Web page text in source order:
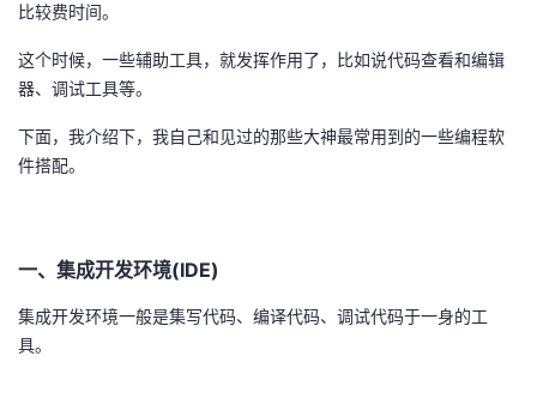
客
论
坛
的
圈
我
的
播
我
活
动
的
关
我
的
程
我
认
证
的
实
我
的
的
技
支
持
我
的
声
建
比较费时间。
这个时候，一些辅助工具，就发挥作用了，比如说代码查看和编辑
器、调试工具等。
下面，我介绍下，我自己和见过的那些大神最常用到的一些编程软
件搭配。
一、集成开发环境(IDE)
集成开发环境一般是集写代码、编译代码、调试代码于一身的工
具。